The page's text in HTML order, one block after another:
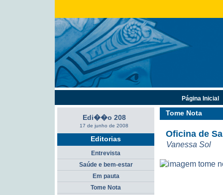
Tome Nota
Oficina de
Vanessa Sol
Edi��o 208
17 de junho de 2008
Editorias
Entrevista
Saúde e bem-estar
Em pauta
Tome Nota
Página Inicial